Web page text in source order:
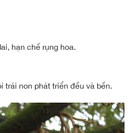
hạn chế rụng hoa.
trái non phát triển đều và bền.